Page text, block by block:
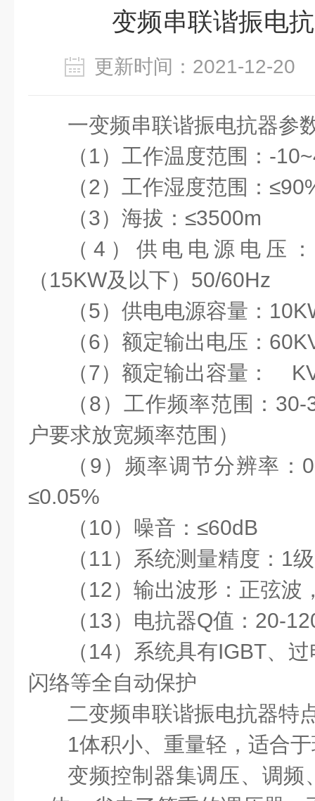
变频串联谐振电
更新时间：2021-12-
一变频串联谐振电抗器参
（1）工作温度范围： -
（2）工作湿度范围：≤
（3）海拔：≤3500m
（ 4 ）供电电源电压
（15KW及以下） 50/60Hz
（5）供电电源容量：
（6）额定输出电压：
（7）额定输出容量：
（8）工作频率范围： 30-
户要求放宽频率范围）
（ 9）频率调节分辨率：
≤0.05%
（10）噪音：≤60dB
（11）系统测量精度： 1级
（12）输出波形：正弦波
（13）电抗器Q值： 20-
（14）系统具有IGBT、
闪络等全自动保护
二变频串联谐振电抗器特
1体积小、重量轻，适合
变频控制器集调压、调频